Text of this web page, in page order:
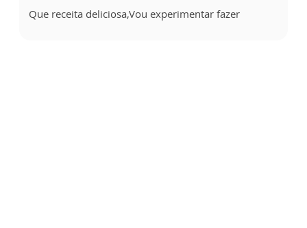
Que receita deliciosa,Vou experimentar fazer